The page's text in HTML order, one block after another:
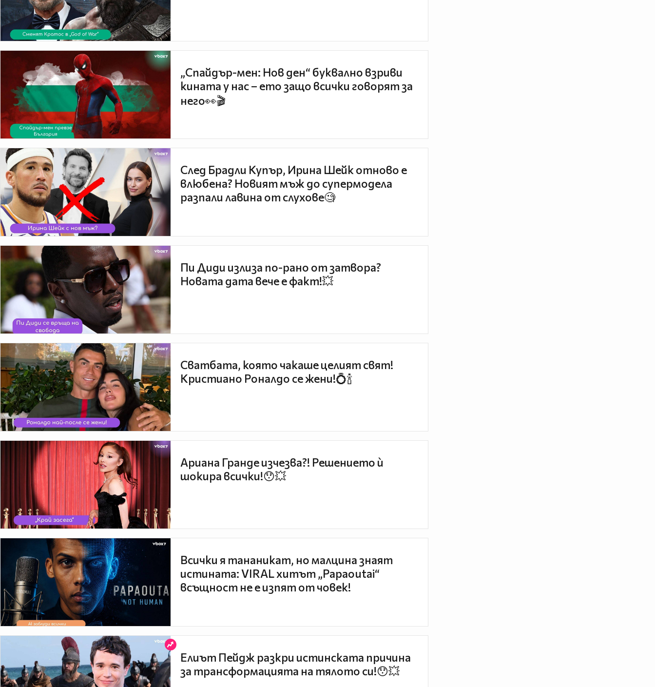
„Спайдър-мен: Нов ден“ буквално взриви
кината у нас – ето защо всички говорят за
него👀🎬
След Брадли Купър, Ирина Шейк отново е
влюбена? Новият мъж до супермодела
разпали лавина от слухове🧐
Пи Диди излиза по-рано от затвора?
Новата дата вече е факт!💥
Сватбата, която чакаше целият свят!
Кристиано Роналдо се жени!💍🍾
Ариана Гранде изчезва?! Решението ѝ
шокира всички!😯💥
Всички я тананикат, но малцина знаят
истината: VIRAL хитът „Papaoutai“
всъщност не е изпят от човек!
Елиът Пейдж разкри истинската причина
за трансформацията на тялото си!😯💥